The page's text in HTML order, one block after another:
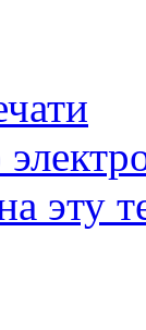
эту